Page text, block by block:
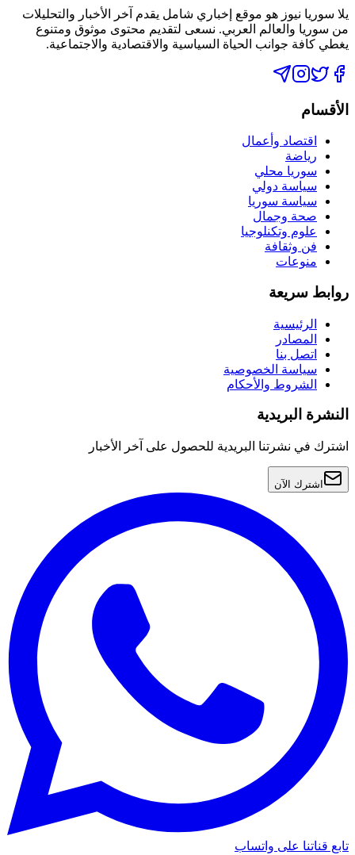
يلا سوريا نيوز هو موقع إخباري شامل يقدم آخر الأخبار والتحليلات
من سوريا والعالم العربي. نسعى لتقديم محتوى موثوق ومتنوع
يغطي كافة جوانب الحياة السياسية والاقتصادية والاجتماعية.
الأقسام
اقتصاد وأعمال
رياضة
سوريا محلي
سياسة دولي
سياسة سوريا
صحة وجمال
علوم وتكنلوجيا
فن وثقافة
منوعات
روابط سريعة
الرئيسية
المصادر
اتصل بنا
سياسة الخصوصية
الشروط والأحكام
النشرة البريدية
اشترك في نشرتنا البريدية للحصول على آخر الأخبار
اشترك الآن
تابع قناتنا على واتساب